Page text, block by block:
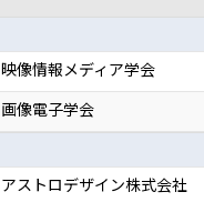
映像情報メディア学会
画像電子学会
アストロデザイン株式会社